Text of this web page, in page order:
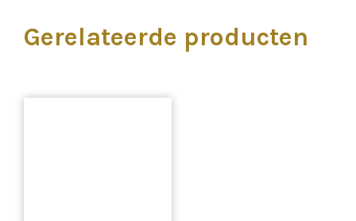
Gerelateerde producten